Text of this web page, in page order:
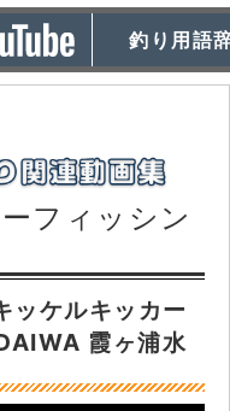
釣り用語
フィッシン
ッケルキッカー
霞ヶ浦水